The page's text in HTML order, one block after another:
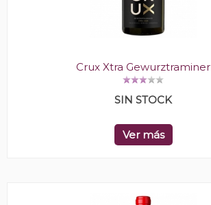
Crux Xtra Gewurztraminer
SIN STOCK
Ver más